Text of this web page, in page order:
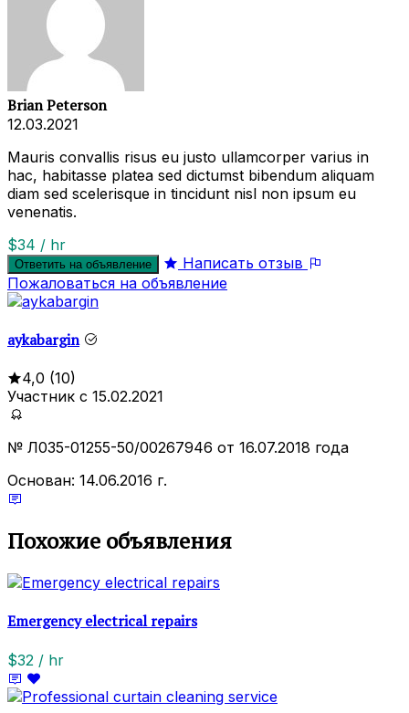
Brian Peterson
12.03.2021
Mauris convallis risus eu justo ullamcorper varius in
hac, habitasse platea sed dictumst bibendum aliquam
diam sed scelerisque in tincidunt nisl non ipsum eu
venenatis.
$34 / hr
Ответить на объявление
Написать отзыв
Пожаловаться на объявление
aykabargin
4,0 (10)
Участник с 15.02.2021
№ Л035-01255-50/00267946 от 16.07.2018 года
Основан: 14.06.2016 г.
Похожие объявления
Emergency electrical repairs
$32 / hr